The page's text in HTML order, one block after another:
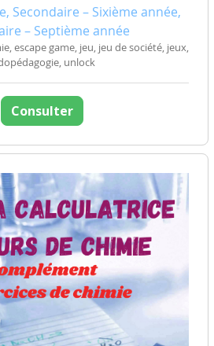
Secondaire – Sixième année,
– Septième année
escape game, jeu, jeu de société, jeux,
unlock
Consulter